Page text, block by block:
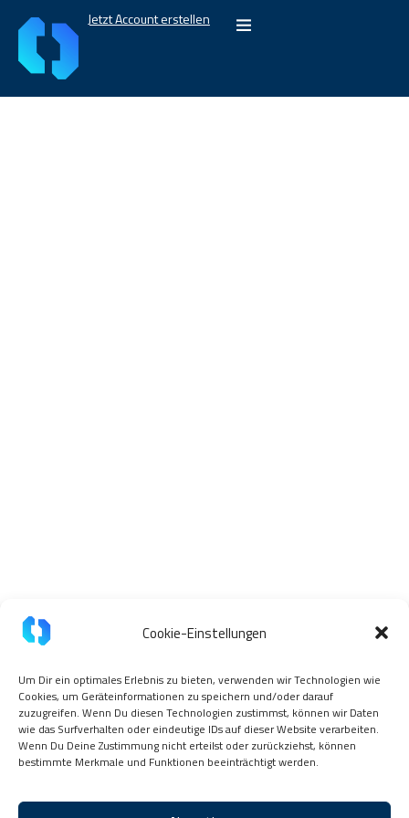
Cookie-Einstellungen
Um Dir ein optimales Erlebnis zu bieten, verwenden wir Technologien wie
Cookies, um Geräteinformationen zu speichern und/oder darauf
zuzugreifen. Wenn Du diesen Technologien zustimmst, können wir Daten
wie das Surfverhalten oder eindeutige IDs auf dieser Website verarbeiten.
Wenn Du Deine Zustimmung nicht erteilst oder zurückziehst, können
bestimmte Merkmale und Funktionen beeinträchtigt werden.
Jetzt Account erstellen